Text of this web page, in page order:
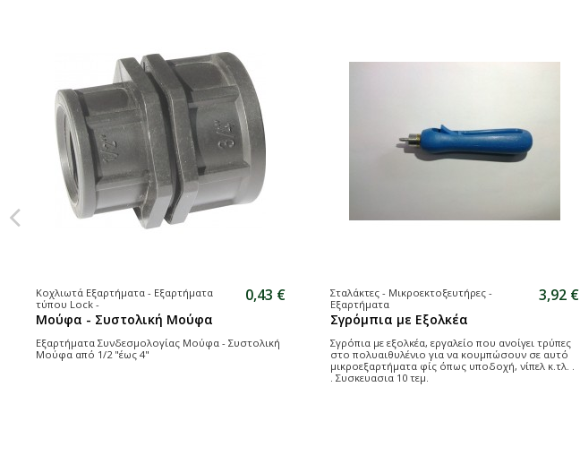
Κοχλιωτά Εξαρτήματα - Εξαρτήματα
τύπου Lock -
Μούφα - Συστολική Μούφα
0,43 €
Εξαρτήματα Συνδεσμολογίας Μούφα - Συστολική
Μούφα από 1/2 "έως 4"
Σταλάκτες - Μικροεκτοξευτήρες -
Εξαρτήματα
Σγρόμπια με Εξολκέα
3,92 €
Σγρόπια με εξολκέα, εργαλείο που ανοίγει τρύπες
στο πολυαιθυλένιο για να κουμπώσουν σε αυτό
μικροεξαρτήματα φίς όπως υποδοχή, νίπελ κ.τλ. .
. Συσκευασια 10 τεμ.